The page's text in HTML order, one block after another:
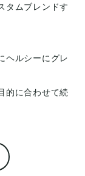
タムブレンドす
ヘルシーにグレ
的に合わせて続